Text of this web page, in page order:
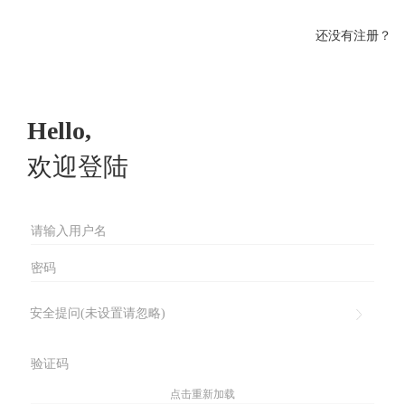
还没有注册？
Hello,
欢迎登陆
安全提问(未设置请忽略)
点击重新加载